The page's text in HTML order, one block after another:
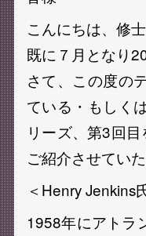
こんにちは、修
既に７月となり
さて、この度の
ている・もしく
リーズ、第3回
ご紹介させてい
＜Henry Jenkins
1958年にアトラ